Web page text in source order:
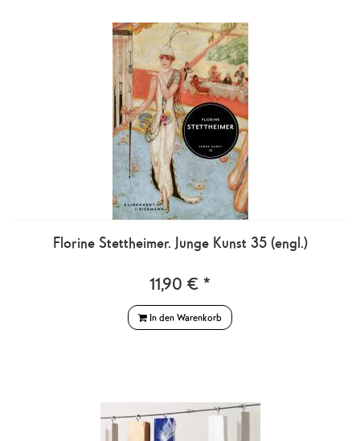
Florine Stettheimer. Junge Kunst 35 (engl.)
11,90 € *
In den Warenkorb